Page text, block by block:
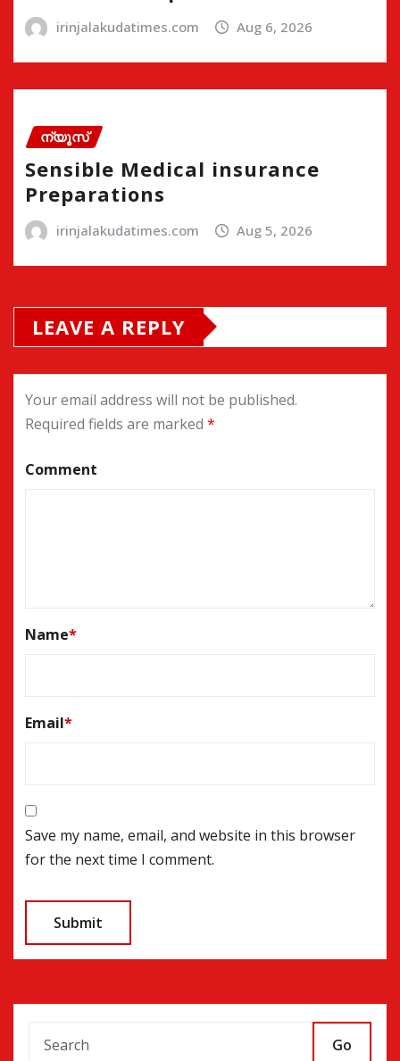
irinjalakudatimes.com Aug 6, 2026
ന്യൂസ്
Sensible Medical insurance
Preparations
irinjalakudatimes.com Aug 5, 2026
LEAVE A REPLY
Your email address will not be published.
Required fields are marked *
Comment
Name*
Email*
Save my name, email, and website in this browser
for the next time I comment.
Go